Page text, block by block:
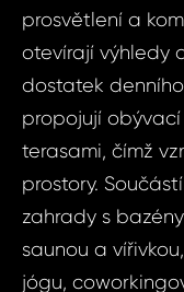
prosvětlení a
otevírají výhledy
dostatek
propojují obývací
terasami, čímž
prostory.
zahrady s
saunou a
jógu,